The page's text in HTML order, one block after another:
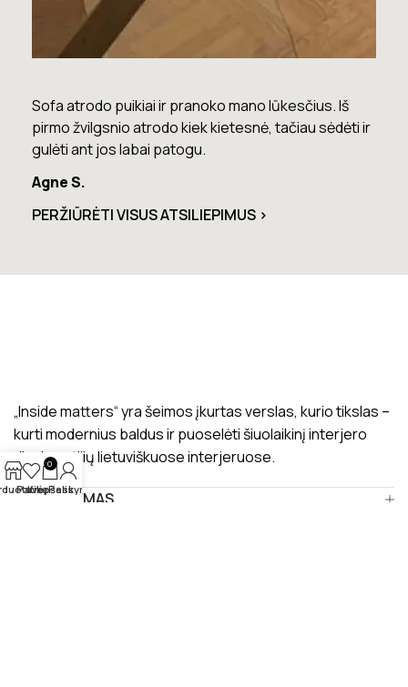
PERŽIŪRĖTI VISUS ATSILIEPIMUS >
Sofa atrodo puikiai ir pranoko mano lūkesčius. Iš
pirmo žvilgsnio atrodo kiek kietesnė, tačiau sėdėti ir
gulėti ant jos labai patogu.
Agne S.
„Inside matters“ yra šeimos įkurtas verslas, kurio tikslas –
kurti modernius baldus ir puoselėti šiuolaikinį interjero
dizaino stilių lietuviškuose interjeruose.
PRISTATYMAS
Patikę
0
Krepšelis
Paskyra